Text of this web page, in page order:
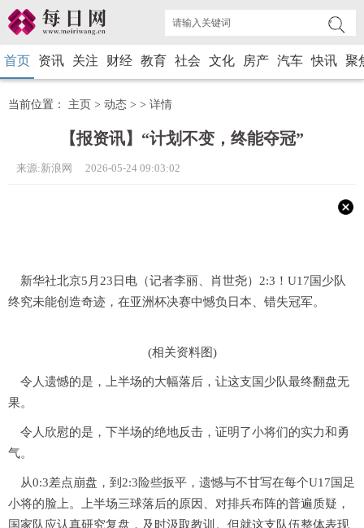
首页 资讯 关注 财经 教育 社会 文化 房产 汽车 快讯 聚
当前位置： 主页 > 动态 > > 详情
【报资讯】“计划不变，终能夺冠”
来源:新浪网 2026-05-24 09:03:02
新华社北京5月23日电（记者李丽、肖世尧）2:3！U17国少队
终究未能创造奇迹，在亚洲杯决赛中憾负日本、错失冠军。
(相关资料图)
令人遗憾的是，上半场的大幅落后，让这支国少队最终翻盘无
果。
令人欣慰的是，下半场的绝地反击，证明了小将们的实力和勇
气。
从0:3差点崩盘，到2:3险些扳平，遗憾与不甘写在每个U17国足
小将的脸上。上半场三球落后的原因、对排兵布阵的普遍质疑，
国家队应认真研究复盘，及时汲取教训。但就这支队伍整体表现